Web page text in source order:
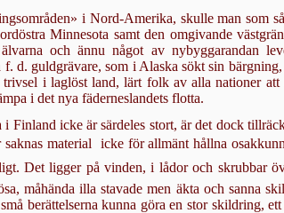
i Nord-Amerika, skulle man som
Minne­sota samt den omgivande
och ännu något av nybyggarandan
d. guldgrävare, som i Alaska sökt sin
i laglöst land, lärt folk av alla nationer
i det nya fäderneslandets flotta.
Fin­land icke är särdeles stort, är det dock
ma­terial  icke för allmänt hållna
Det ligger på vin­den, i lådor och skrubbar
måhända illa stavade men äkta och sanna
berättelserna kunna göra en stor skild­ring,